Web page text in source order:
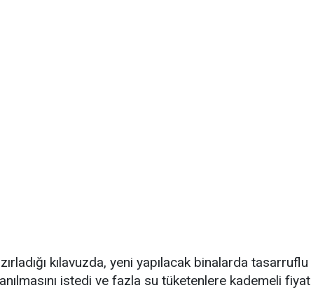
kılavuzda, yeni yapılacak binalarda tasarruflu
istedi ve fazla su tüketenlere kademeli fiyat